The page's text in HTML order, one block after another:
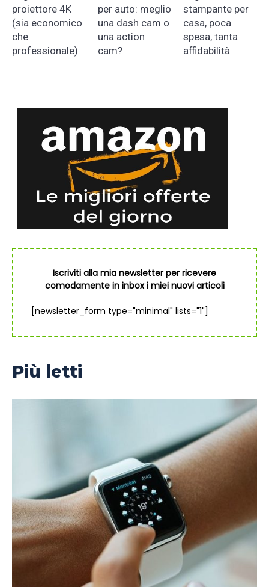
proiettore 4K
(sia economico
che
professionale)
per auto: meglio
una dash cam o
una action
cam?
stampante per
casa, poca
spesa, tanta
affidabilità
Iscriviti alla mia newsletter per ricevere
comodamente in inbox i miei nuovi articoli
[newsletter_form type="minimal" lists="1"]
Più letti